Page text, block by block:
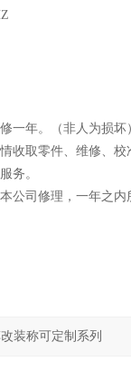
一年。（非人为损坏
收取零件、维修、校
务。
公司修理，一年之